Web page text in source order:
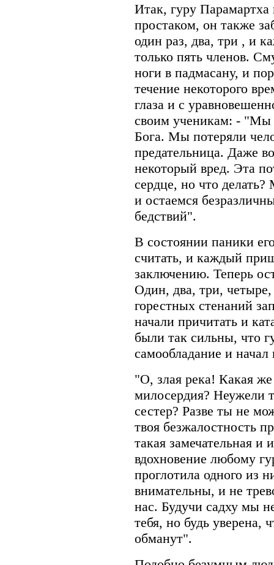
Итак, гуру Парамартха
простаком, он также
один раз, два, три , и
только пять членов.
ноги в падмасану, и
течение некоторого
глаза и с
своим ученикам: - "Мы
Бога. Мы потеряли
предательница. Даже
некоторый вред. Эта
сердце, но что
и остаемся
бедствий".
В состоянии паники
считать, и каждый
заключению. Теперь
Один, два, три,
горестных стенаний
начали причитать и
были так сильны, что
самообладание и начал
"О, злая река! Какая
милосердия? Неужели
сестер? Разве ты не
твоя безжалостность
такая замечательная и
вдохновение любому
проглотила одного из
внимательны, и не
нас. Будучи садху мы
тебя, но будь уверена,
обманут".